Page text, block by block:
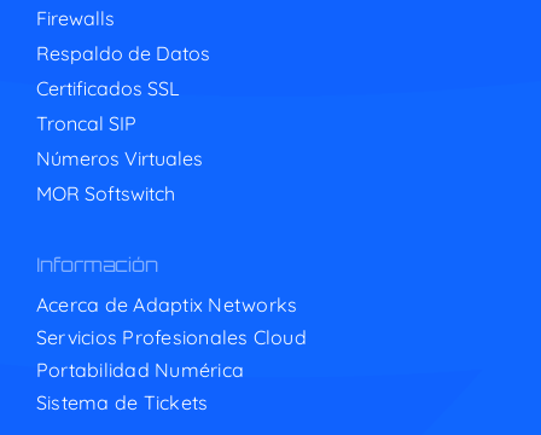
Firewalls
Respaldo de Datos
Certificados SSL
Troncal SIP
Números Virtuales
MOR Softswitch
Información
Acerca de Adaptix Networks
Servicios Profesionales Cloud
Portabilidad Numérica
Sistema de Tickets